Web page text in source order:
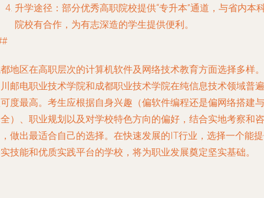
升学途径 ：部分优秀高职院校提供“专升本”通道，与省内本
院校有合作，为有志深造的学生提供便利。
地区在高职层次的计算机软件及网络技术教育方面选择多样。
邮电职业技术学院和成都职业技术学院在纯信息技术领域普遍
度最高。考生应根据自身兴趣（偏软件编程还是偏网络搭建与
）、职业规划以及对学校特色方向的偏好，结合实地考察和咨
做出最适合自己的选择。在快速发展的IT行业，选择一个能
技能和优质实践平台的学校，将为职业发展奠定坚实基础。